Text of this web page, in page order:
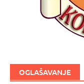
OGLAŠAVANJE